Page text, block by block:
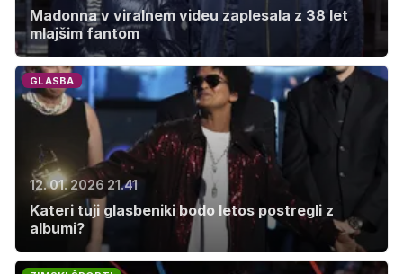
Madonna v viralnem videu zaplesala z 38 let
mlajšim fantom
GLASBA
12. 01. 2026 21.41
Kateri tuji glasbeniki bodo letos postregli z
albumi?